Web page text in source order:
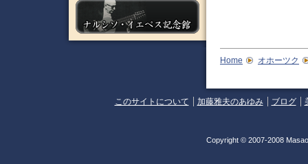
Home オホーツク
このサイトについて 加藤雅夫のあゆみ ブログ
Copyright © 2007-2008